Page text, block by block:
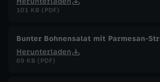
101 KB (PDF)
Bunter Bohnensalat mit Parmesan-
Herunterladen
69 KB (PDF)